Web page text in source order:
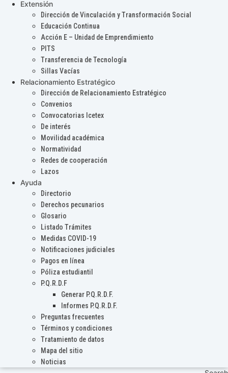
Extensión
Dirección de Vinculación y Transformación Social
Educación Continua
Acción E – Unidad de Emprendimiento
PITS
Transferencia de Tecnología
Sillas Vacías
Relacionamiento Estratégico
Dirección de Relacionamiento Estratégico
Convenios
Convocatorias Icetex
De interés
Movilidad académica
Normatividad
Redes de cooperación
Lazos
Ayuda
Directorio
Derechos pecunarios
Glosario
Listado Trámites
Medidas COVID-19
Notificaciones judiciales
Pagos en línea
Póliza estudiantil
P.Q.R.D.F
Generar P.Q.R.D.F.
Informes P.Q.R.D.F.
Preguntas frecuentes
Términos y condiciones
Tratamiento de datos
Mapa del sitio
Noticias